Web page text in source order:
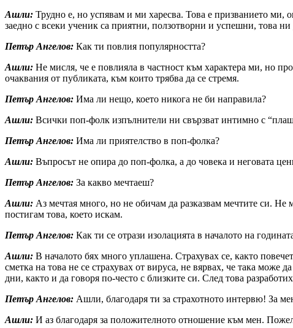
Ашли: Трудно е, но успявам и ми харесва. Това е призванието ми,
заедно с всеки ученик са приятни, ползотворни и успешни, това
Петър Ангелов: Как ти повлия популярността?
Ашли: Не мисля, че е повлияла в частност към характера ми, но
очаквания от публиката, към които трябва да се стремя.
Петър Ангелов: Има ли нещо, което никога не би направила?
Ашли: Всички поп-фолк изпълнители ни свързват интимно с
Петър Ангелов: Има ли приятелство в поп-фолка?
Ашли: Въпросът не опира до поп-фолка, а до човека и неговата
Петър Ангелов: За какво мечтаеш?
Ашли: Аз мечтая много, но не обичам да разказвам мечтите си. Не
постигам това, което искам.
Петър Ангелов: Как ти се отрази изолацията в началото на
Ашли: В началото бях много уплашена. Страхувах се, както
сметка на това не се страхувах от вируса, не вярвах, че така
дни, както и да говоря по-често с близките си. След това
Петър Ангелов: Ашли, благодаря ти за страхотното интервю! За
Ашли: И аз благодаря за положителното отношение към мен.